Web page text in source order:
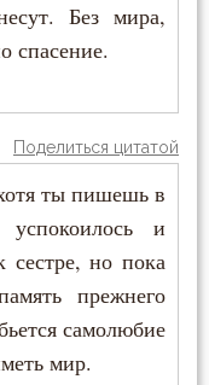
Без мира,
спасение.
Поделиться цитатой
ты пишешь в
и
сестре, но пока
прежнего
самолюбие
мир.